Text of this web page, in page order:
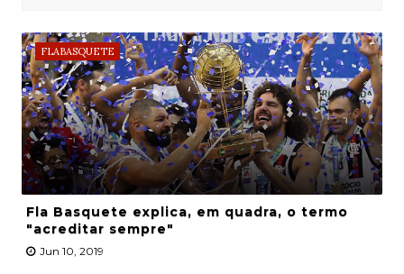
FLABASQUETE
Fla Basquete explica, em quadra, o termo
"acreditar sempre"
Jun 10, 2019